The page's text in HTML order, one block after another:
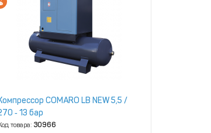
COMARO LB NEW 5,5 /
‑ 13 бар
товара:30966